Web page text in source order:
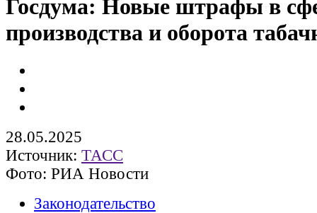
Госдума: Новые штрафы в
производства и оборота
28.05.2025
Источник: ТАСС
Фото: РИА Новости
Законодательство